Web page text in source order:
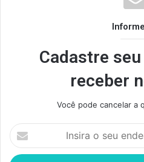
Cadastre
receber
Você pode cancelar a
I
n
s